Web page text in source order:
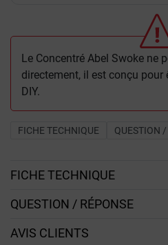
Le Concentré Abel Swoke ne
directement, il est conçu pour
DIY.
FICHE TECHNIQUE QUESTION
FICHE TECHNIQUE
QUESTION / RÉPONSE
AVIS CLIENTS